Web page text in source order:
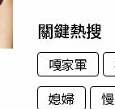
關鍵熱搜
嘎家軍
媳婦